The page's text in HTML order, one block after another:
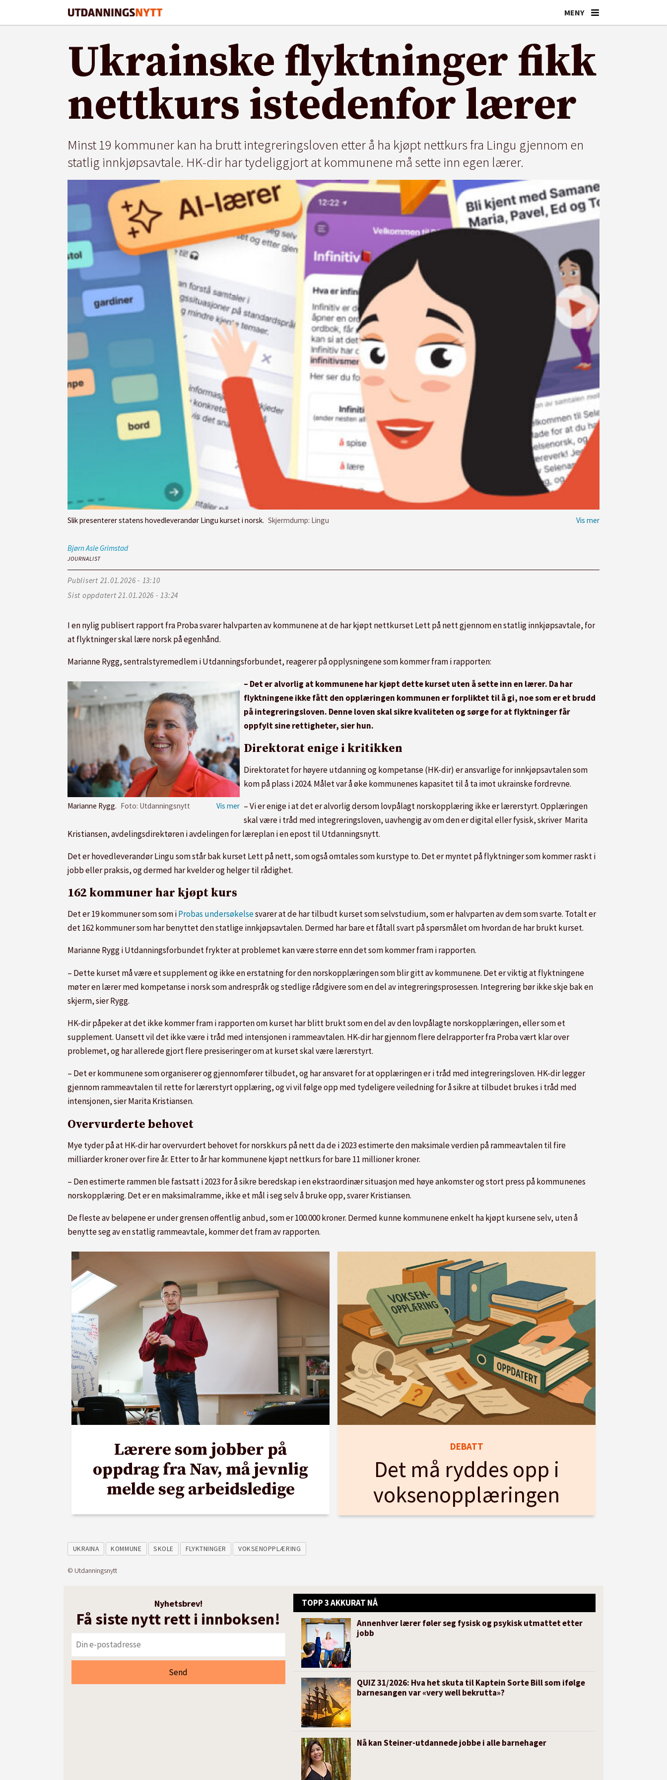
Ukrainske flyktninger fikk
nettkurs istedenfor lærer
Minst 19 kommuner kan ha brutt integreringsloven etter å ha kjøpt nettkurs fra Lingu gjennom en
statlig innkjøpsavtale. HK-dir har tydeliggjort at kommunene må sette inn egen lærer.
Slik presenterer statens hovedleverandør Lingu kurset i norsk. Skjermdump: Lingu
Bjørn AsleGrimstad
JOURNALIST
Publisert
21.01.2026 - 13:10
Sist oppdatert
21.01.2026 - 13:24
I en nylig publisert rapport fra Proba svarer halvparten av kommunene at de har kjøpt nettkurset Lett på nett gjennom en statlig innkjøpsavtale, for
at flyktninger skal lære norsk på egenhånd.
Marianne Rygg, sentralstyremedlem i Utdanningsforbundet, reagerer på opplysningene som kommer fram i rapporten:
Marianne Rygg. Foto: Utdanningsnytt
– Det er alvorlig at kommunene har kjøpt dette kurset uten å sette inn en lærer. Da har
flyktningene ikke fått den opplæringen kommunen er forpliktet til å gi, noe som er et brudd
på integreringsloven. Denne loven skal sikre kvaliteten og sørge for at flyktninger får
oppfylt sine rettigheter, sier hun.
Direktorat enige i kritikken
Direktoratet for høyere utdanning og kompetanse (HK-dir) er ansvarlige for innkjøpsavtalen som
kom på plass i 2024. Målet var å øke kommunenes kapasitet til å ta imot ukrainske fordrevne.
– Vi er enige i at det er alvorlig dersom lovpålagt norskopplæring ikke er lærerstyrt. Opplæringen
skal være i tråd med integreringsloven, uavhengig av om den er digital eller fysisk, skriver Marita
Kristiansen, avdelingsdirektøren i avdelingen for læreplan i en epost til Utdanningsnytt.
Det er hovedleverandør Lingu som står bak kurset Lett på nett, som også omtales som kurstype to. Det er myntet på flyktninger som kommer raskt i
jobb eller praksis, og dermed har kvelder og helger til rådighet.
162 kommuner har kjøpt kurs
Det er 19 kommuner som som iProbas undersøkelsesvarer at de har tilbudt kurset som selvstudium, som er halvparten av dem som svarte. Totalt er
det 162 kommuner som har benyttet den statlige innkjøpsavtalen. Dermed har bare et fåtall svart på spørsmålet om hvordan de har brukt kurset.
Marianne Rygg i Utdanningsforbundet frykter at problemet kan være større enn det som kommer fram i rapporten.
– Dette kurset må være et supplement og ikke en erstatning for den norskopplæringen som blir gitt av kommunene. Det er viktig at flyktningene
møter en lærer med kompetanse i norsk som andrespråk og stedlige rådgivere som en del av integreringsprosessen. Integrering bør ikke skje bak en
skjerm, sier Rygg.
HK-dir påpeker at det ikke kommer fram i rapporten om kurset har blitt brukt som en del av den lovpålagte norskopplæringen, eller som et
supplement. Uansett vil det ikke være i tråd med intensjonen i rammeavtalen. HK-dir har gjennom flere delrapporter fra Proba vært klar over
problemet, og har allerede gjort flere presiseringer om at kurset skal være lærerstyrt.
– Det er kommunene som organiserer og gjennomfører tilbudet, og har ansvaret for at opplæringen er i tråd med integreringsloven. HK-dir legger
gjennom rammeavtalen til rette for lærerstyrt opplæring, og vi vil følge opp med tydeligere veiledning for å sikre at tilbudet brukes i tråd med
intensjonen, sier Marita Kristiansen.
Overvurderte behovet
Mye tyder på at HK-dir har overvurdert behovet for norskkurs på nett da de i 2023 estimerte den maksimale verdien på rammeavtalen til fire
milliarder kroner over fire år. Etter to år har kommunene kjøpt nettkurs for bare 11 millioner kroner.
– Den estimerte rammen ble fastsatt i 2023 for å sikre beredskap i en ekstraordinær situasjon med høye ankomster og stort press på kommunenes
norskopplæring. Det er en maksimalramme, ikke et mål i seg selv å bruke opp, svarer Kristiansen.
De fleste av beløpene er under grensen offentlig anbud, som er 100.000 kroner. Dermed kunne kommunene enkelt ha kjøpt kursene selv, uten å
benytte seg av en statlig rammeavtale, kommer det fram av rapporten.
Lærere som jobber på
oppdrag fra Nav, må jevnlig
melde seg arbeidsledige
DEBATT
Det må ryddes opp i
voksenopplæringen
UKRAINA KOMMUNE SKOLE FLYKTNINGER VOKSENOPPLÆRING
© Utdanningsnytt
Nyhetsbrev!
Få siste nytt rett i innboksen!
TOPP 3 AKKURAT NÅ
Annenhver lærer føler seg fysisk og psykisk utmattet etter
jobb
QUIZ 31/2026: Hva het skuta til Kaptein Sorte Bill som ifølge
barnesangen var «very well bekrutta»?
Nå kan Steiner-utdannede jobbe i alle barnehager